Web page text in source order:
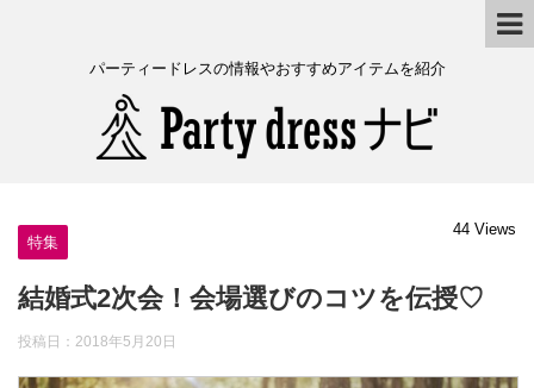
パーティードレスの情報やおすすめアイテムを紹介
特集
44 Views
結婚式2次会！会場選びのコツを伝授♡
投稿日： 2018年5月20日